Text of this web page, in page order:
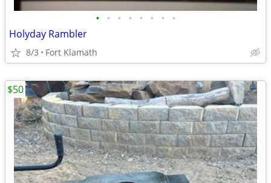
• • • • • • • •
Holyday Rambler
8/3 Fort Klamath
$50